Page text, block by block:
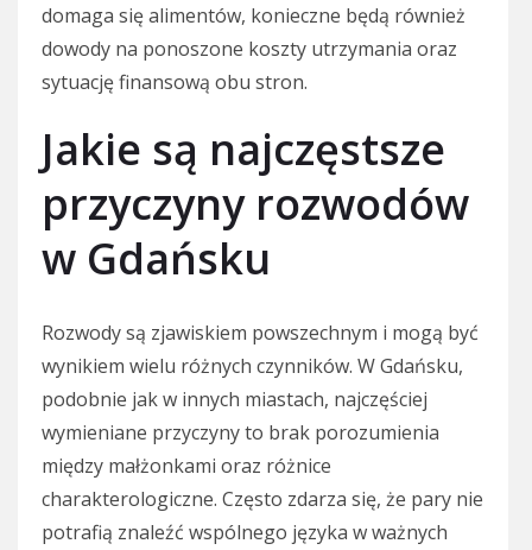
domaga się alimentów, konieczne będą również
dowody na ponoszone koszty utrzymania oraz
sytuację finansową obu stron.
Jakie są najczęstsze
przyczyny rozwodów
w Gdańsku
Rozwody są zjawiskiem powszechnym i mogą być
wynikiem wielu różnych czynników. W Gdańsku,
podobnie jak w innych miastach, najczęściej
wymieniane przyczyny to brak porozumienia
między małżonkami oraz różnice
charakterologiczne. Często zdarza się, że pary nie
potrafią znaleźć wspólnego języka w ważnych